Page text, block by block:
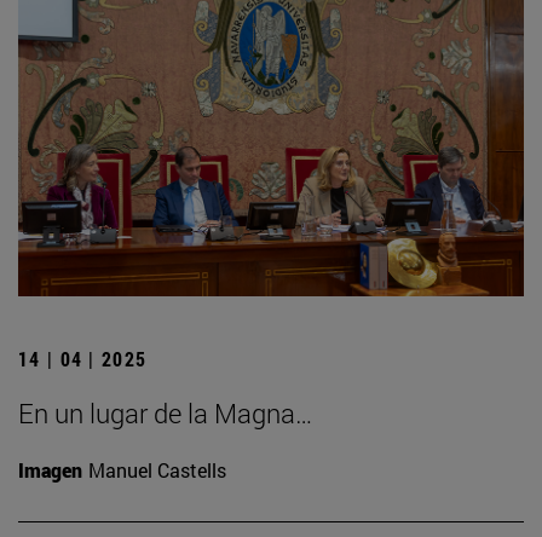
14 | 04 | 2025
En un lugar de la Magna…
Imagen Manuel Castells